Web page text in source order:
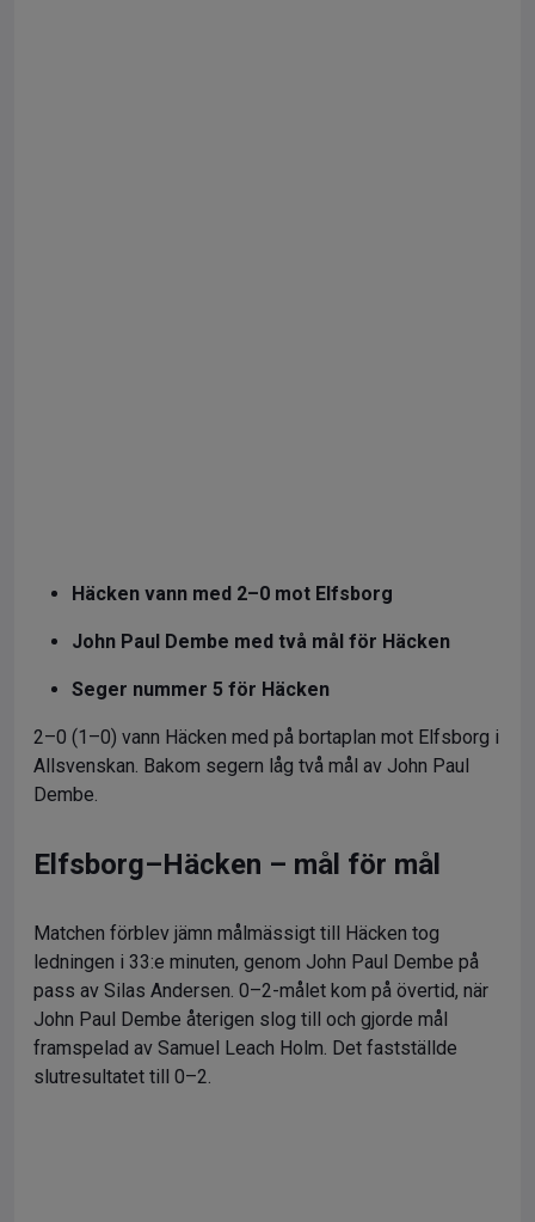
Häcken vann med 2–0 mot Elfsborg
John Paul Dembe med två mål för Häcken
Seger nummer 5 för Häcken
2–0 (1–0) vann Häcken med på bortaplan mot Elfsborg i
Allsvenskan. Bakom segern låg två mål av John Paul
Dembe.
Elfsborg–Häcken – mål för mål
Matchen förblev jämn målmässigt till Häcken tog
ledningen i 33:e minuten, genom John Paul Dembe på
pass av Silas Andersen. 0–2-målet kom på övertid, när
John Paul Dembe återigen slog till och gjorde mål
framspelad av Samuel Leach Holm. Det fastställde
slutresultatet till 0–2.